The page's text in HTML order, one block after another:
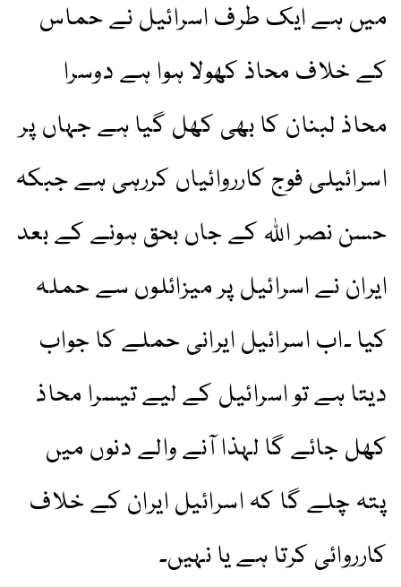
میں ہے ایک طرف اسرائیل نے حماس
کے خلاف محاذ کھولا ہوا ہے دوسرا
محاذ لبنان کا بھی کھل گیا ہے جہاں پر
اسرائیلی فوج کارروائیاں کررہی ہے جبکہ
حسن نصر اللہ کے جاں بحق ہونے کے بعد
ایران نے اسرائیل پر میزائلوں سے حملہ
کیا ۔اب اسرائیل ایرانی حملے کا جواب
دیتا ہے تو اسرائیل کے لیے تیسرا محاذ
کھل جائے گا لہذا آنے والے دنوں میں
پتہ چلے گا کہ اسرائیل ایران کے خلاف
کارروائی کرتا ہے یا نہیں۔